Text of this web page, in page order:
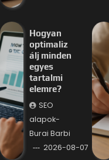
Hogyan
optimaliz
álj minden
egyes
tartalmi
elemre?
SEO
alapok-
Burai Barbi
2026-08-07